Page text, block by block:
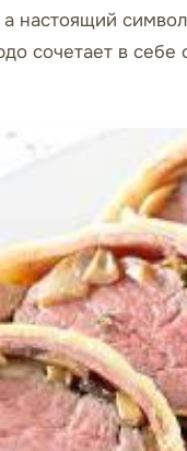
сочетает в себе